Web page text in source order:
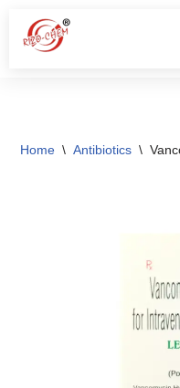
Skip
Home \ Antibiotics \